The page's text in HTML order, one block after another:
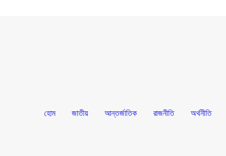
হোম জাতীয় আন্তর্জাতিক রাজনীতি অর্থনীতি